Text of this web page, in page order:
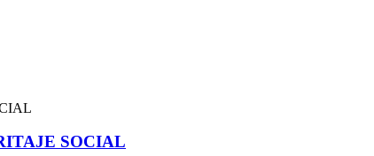
SOCIAL